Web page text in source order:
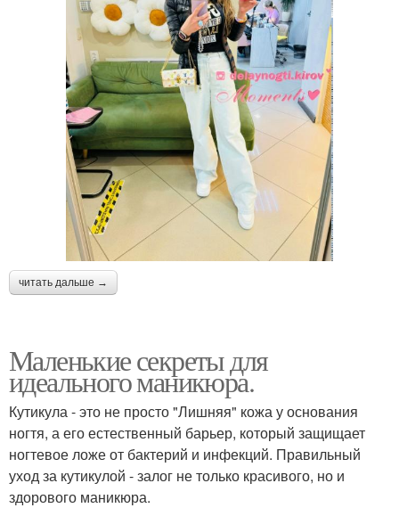
читать дальше →
Маленькие секреты для
идеального маникюра.
Кутикула - это не просто "Лишняя" кожа у основания
ногтя, а его естественный барьер, который защищает
ногтевое ложе от бактерий и инфекций. Правильный
уход за кутикулой - залог не только красивого, но и
здорового маникюра.